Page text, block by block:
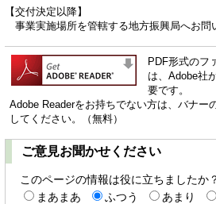
【交付決定以降】
事業実施場所を管轄する地方振興局へお問
PDF形式のフ
は、Adobe社
要です。
Adobe Readerをお持ちでない方は、バナー
してください。（無料）
ご意見お聞かせください
このページの情報は役に立ちましたか
まあまあ
ふつう あまり